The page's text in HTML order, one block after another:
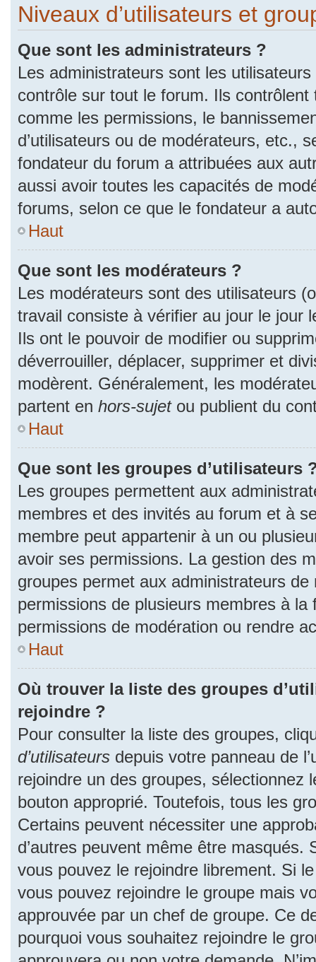
Niveaux d’utilisateurs et
Que sont les administrateurs ?
Les administrateurs sont les
contrôle sur tout le forum. Ils
comme les permissions, le
d’utilisateurs ou de modérateurs, etc.,
fondateur du forum a attribuées aux
aussi avoir toutes les capacités de
forums, selon ce que le fondateur a
Haut
Que sont les modérateurs ?
Les modérateurs sont des utilisateurs
travail consiste à vérifier au jour le jour
Ils ont le pouvoir de modifier ou
déverrouiller, déplacer, supprimer et
modèrent. Généralement, les
partent en hors-sujetou publient du
Haut
Que sont les groupes d’utilisateurs
Les groupes permettent aux
membres et des invités au forum et à
membre peut appartenir à un ou
avoir ses permissions. La gestion des
groupes permet aux administrateurs
permissions de plusieurs membres à la
permissions de modération ou rendre
Haut
Où trouver la liste des groupes
rejoindre ?
Pour consulter la liste des groupes,
d’utilisateurs depuis votre panneau de
rejoindre un des groupes, sélectionnez
bouton approprié. Toutefois, tous les
Certains peuvent nécessiter une
d’autres peuvent même être
vous pouvez le rejoindre librement. Si
vous pouvez rejoindre le groupe mais
approuvée par un chef de groupe. Ce
pourquoi vous souhaitez rejoindre le